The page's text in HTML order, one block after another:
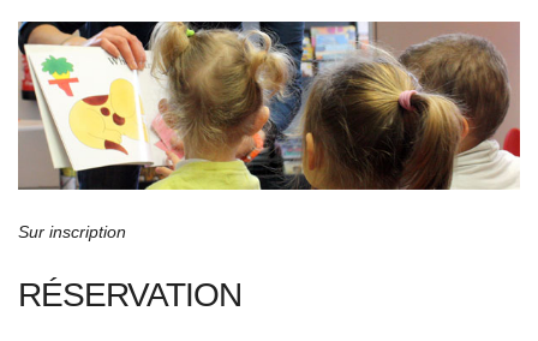
Sur inscription
RÉSERVATION